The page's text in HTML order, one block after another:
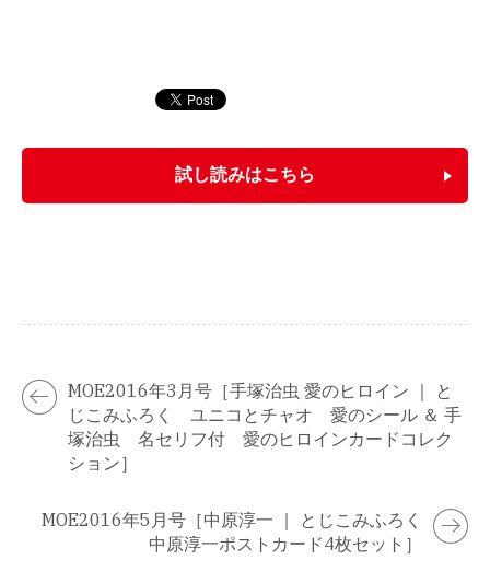
試し読みはこちら
MOE2016年3月号［手塚治虫 愛のヒロイン ｜ と
じこみふろく ユニコとチャオ 愛のシール ＆ 手
塚治虫 名セリフ付 愛のヒロインカードコレク
ション］
MOE2016年5月号［中原淳一 ｜ とじこみふろく
中原淳一ポストカード4枚セット］